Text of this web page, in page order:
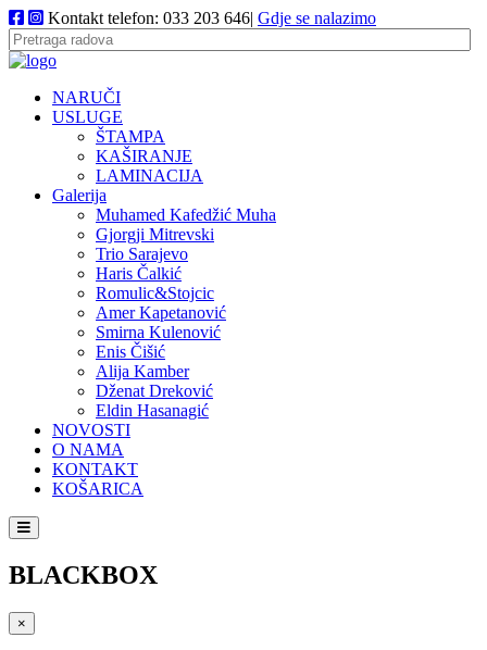
Kontakt telefon: 033 203 646| Gdje se nalazimo
NARUČI
USLUGE
ŠTAMPA
KAŠIRANJE
LAMINACIJA
Galerija
Muhamed Kafedžić Muha
Gjorgji Mitrevski
Trio Sarajevo
Haris Čalkić
Romulic&Stojcic
Amer Kapetanović
Smirna Kulenović
Enis Čišić
Alija Kamber
Dženat Dreković
Eldin Hasanagić
NOVOSTI
O NAMA
KONTAKT
KOŠARICA
BLACKBOX
×